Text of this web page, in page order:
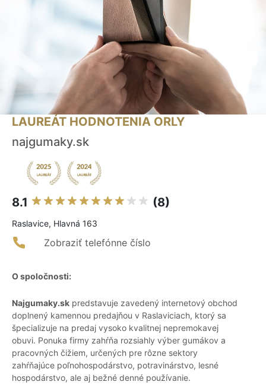
LAUREÁT HODNOTENIA ORLY
najgumaky.sk
8.1 (8)
Raslavice, Hlavná 163
Zobraziť telefónne číslo
O spoločnosti:
Najgumaky.sk predstavuje zavedený internetový obchod
doplnený kamennou predajňou v Raslaviciach, ktorý sa
špecializuje na predaj vysoko kvalitnej nepremokavej
obuvi. Ponuka firmy zahŕňa rozsiahly výber gumákov a
pracovných čižiem, určených pre rôzne sektory
zahŕňajúce poľnohospodárstvo, potravinárstvo, lesné
hospodárstvo, ale aj bežné denné používanie.